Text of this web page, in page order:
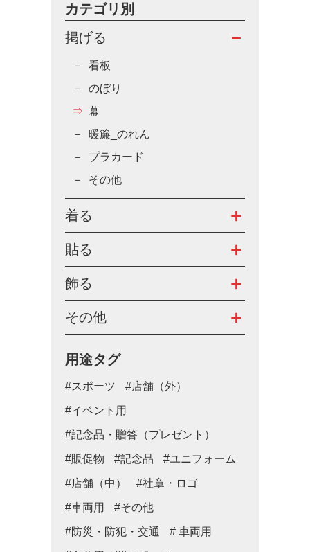
カテゴリ別
掲げる
看板
のぼり
幕
暖簾_のれん
プラカード
その他
着る
貼る
飾る
その他
用途タグ
#スポーツ #店舗（外）
#イベント用
#記念品・贈答（プレゼント）
#販促物 #記念品 #ユニフォーム
#店舗（中） #社章・ロゴ
#車両用 #その他
#防災・防犯・交通 # 車両用